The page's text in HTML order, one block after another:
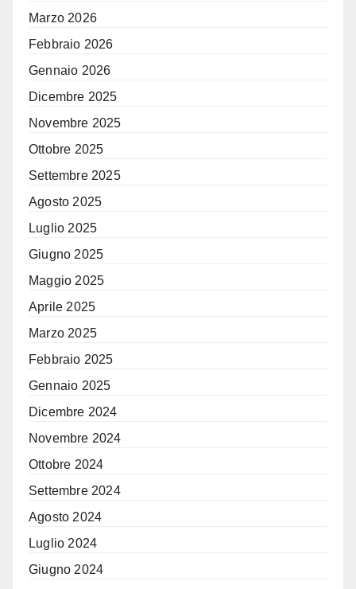
Marzo 2026
Febbraio 2026
Gennaio 2026
Dicembre 2025
Novembre 2025
Ottobre 2025
Settembre 2025
Agosto 2025
Luglio 2025
Giugno 2025
Maggio 2025
Aprile 2025
Marzo 2025
Febbraio 2025
Gennaio 2025
Dicembre 2024
Novembre 2024
Ottobre 2024
Settembre 2024
Agosto 2024
Luglio 2024
Giugno 2024